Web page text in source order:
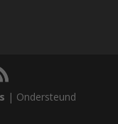
| Ondersteund